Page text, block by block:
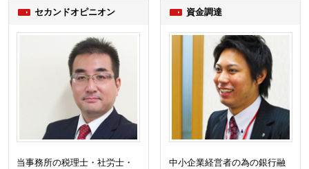
セカンドオピニオン
当事務所の税理士・社労士・
資金調達
中小企業経営者の為の銀行融